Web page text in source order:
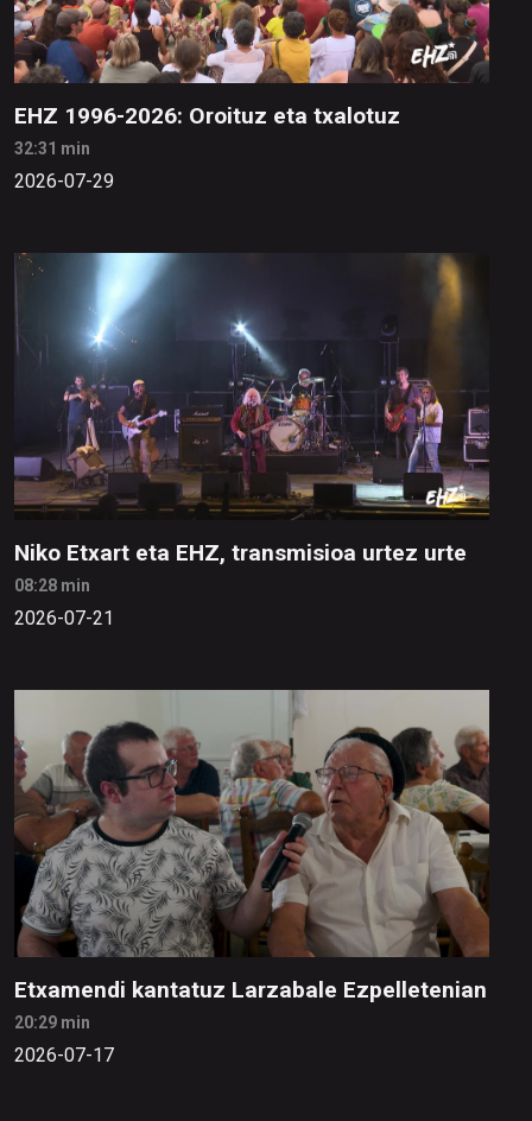
EHZ 1996-2026: Oroituz eta txalotuz
32:31 min
2026-07-29
Niko Etxart eta EHZ, transmisioa urtez urte
08:28 min
2026-07-21
Etxamendi kantatuz Larzabale Ezpelletenian
20:29 min
2026-07-17